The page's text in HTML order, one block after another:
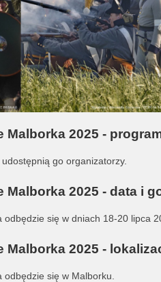
Malborka 2025 -
go organizatorzy.
Malborka 2025 - data i
się w dniach 18-20 lipca
Malborka 2025 -
się w Malborku.